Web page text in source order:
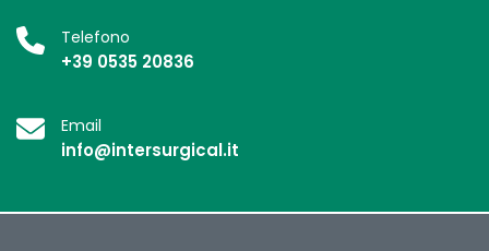
Telefono
+39 0535 20836
Email
info@intersurgical.it